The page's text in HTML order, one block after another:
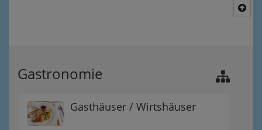
Gastronomie
Gasthäuser / Wirtshäuser